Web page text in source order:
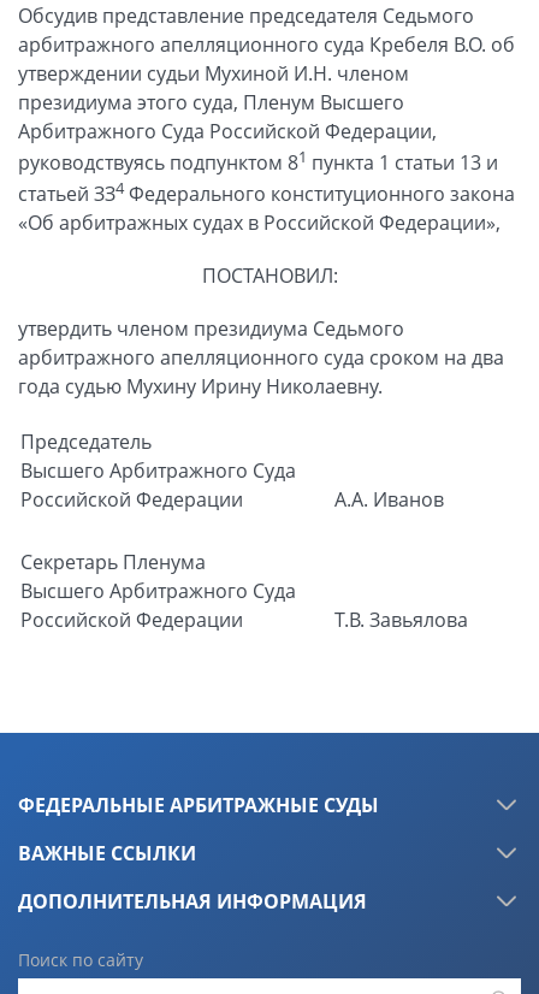
Обсудив представление председателя Седьмого
арбитражного апелляционного суда Кребеля В.О. об
утверждении судьи Мухиной И.Н. членом
президиума этого суда, Пленум Высшего
Арбитражного Суда Российской Федерации,
руководствуясь подпунктом 81 пункта 1 статьи 13 и
статьей ЗЗ4Федерального конституционного закона
«Об арбитражных судах в Российской Федерации»,
ПОСТАНОВИЛ:
утвердить членом президиума Седьмого
арбитражного апелляционного суда сроком на два
года судью Мухину Ирину Николаевну.
Председатель
Высшего Арбитражного Суда
Российской Федерации
А.А. Иванов
Секретарь Пленума
Высшего Арбитражного Суда
Российской Федерации
Т.В. Завьялова
ФЕДЕРАЛЬНЫЕ АРБИТРАЖНЫЕ СУДЫ
ВАЖНЫЕ ССЫЛКИ
ДОПОЛНИТЕЛЬНАЯ ИНФОРМАЦИЯ
Поиск по сайту